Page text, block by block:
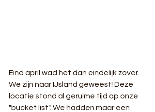
Eind april wad het dan eindelijk zover.
We zijn naar IJsland geweest! Deze
locatie stond al geruime tijd op onze
"bucket list". We hadden maar een